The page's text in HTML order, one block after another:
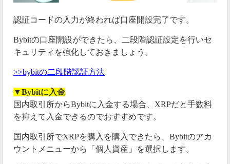
認証コードの入力が終われば口座開設完了です。
Bybitの口座開設ができたら、二段階認証設定を行いセ
キュリティを強化しておきましょう。
>>bybitの二段階認証方法
▼Bybitに入金
国内取引所からBybitに入金する場合、XRPだと手数料
を抑えて入金できるのでおすすめです。
国内取引所でXRPを購入を購入できたら、Bybitのアカ
ウントメニューから「個人資産」を選択します。